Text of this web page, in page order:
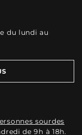
du lundi au
sourdes
de 9h à 18h.